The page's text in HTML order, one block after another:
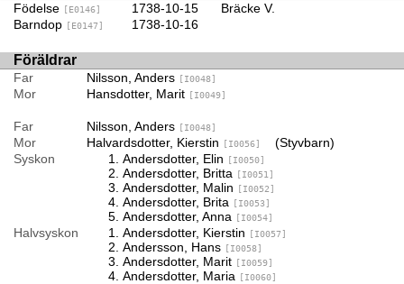
Födelse
[E0146] 1738-10-15
Bräcke V.
Barndop
[E0147] 1738-10-16
Föräldrar
Far Nilsson, Anders [I0048]
Mor Hansdotter, Marit [I0049]
Far Nilsson, Anders [I0048]
Mor Halvardsdotter, Kierstin [I0056]
(Styvbarn)
Syskon
Andersdotter, Elin [I0050]
Andersdotter, Britta [I0051]
Andersdotter, Malin [I0052]
Andersdotter, Brita [I0053]
Andersdotter, Anna [I0054]
Halvsyskon Andersdotter, Kierstin [I0057]
Andersson, Hans [I0058]
Andersdotter, Marit [I0059]
Andersdotter, Maria [I0060]